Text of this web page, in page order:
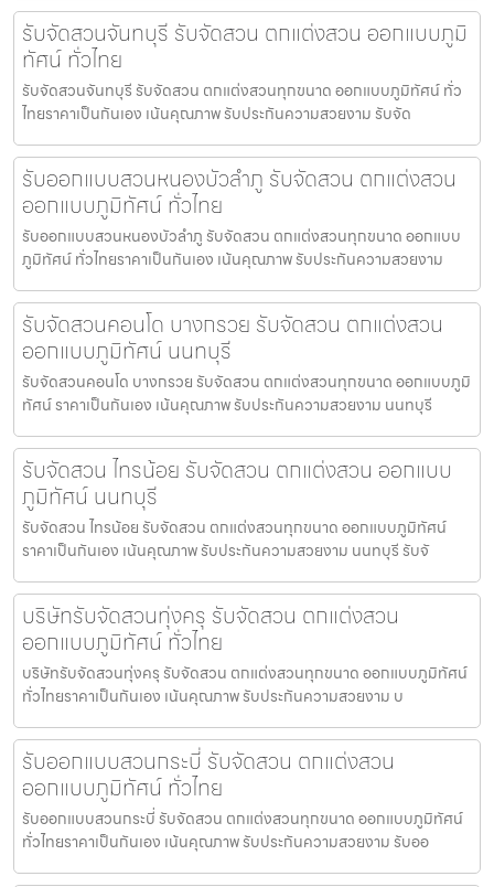
รับจัดสวนจันทบุรี รับจัดสวน ตกแต่งสวน ออกแบบภูมิ
ทัศน์ ทั่วไทย
รับจัดสวนจันทบุรี รับจัดสวน ตกแต่งสวนทุกขนาด ออกแบบภูมิทัศน์ ทั่ว
ไทยราคาเป็นกันเอง เน้นคุณภาพ รับประกันความสวยงาม รับจัด
รับออกแบบสวนหนองบัวลำภู รับจัดสวน ตกแต่งสวน
ออกแบบภูมิทัศน์ ทั่วไทย
รับออกแบบสวนหนองบัวลำภู รับจัดสวน ตกแต่งสวนทุกขนาด ออกแบบ
ภูมิทัศน์ ทั่วไทยราคาเป็นกันเอง เน้นคุณภาพ รับประกันความสวยงาม
รับจัดสวนคอนโด บางกรวย รับจัดสวน ตกแต่งสวน
ออกแบบภูมิทัศน์ นนทบุรี
รับจัดสวนคอนโด บางกรวย รับจัดสวน ตกแต่งสวนทุกขนาด ออกแบบภูมิ
ทัศน์ ราคาเป็นกันเอง เน้นคุณภาพ รับประกันความสวยงาม นนทบุรี
รับจัดสวน ไทรน้อย รับจัดสวน ตกแต่งสวน ออกแบบ
ภูมิทัศน์ นนทบุรี
รับจัดสวน ไทรน้อย รับจัดสวน ตกแต่งสวนทุกขนาด ออกแบบภูมิทัศน์
ราคาเป็นกันเอง เน้นคุณภาพ รับประกันความสวยงาม นนทบุรี รับจั
บริษัทรับจัดสวนทุ่งครุ รับจัดสวน ตกแต่งสวน
ออกแบบภูมิทัศน์ ทั่วไทย
บริษัทรับจัดสวนทุ่งครุ รับจัดสวน ตกแต่งสวนทุกขนาด ออกแบบภูมิทัศน์
ทั่วไทยราคาเป็นกันเอง เน้นคุณภาพ รับประกันความสวยงาม บ
รับออกแบบสวนกระบี่ รับจัดสวน ตกแต่งสวน
ออกแบบภูมิทัศน์ ทั่วไทย
รับออกแบบสวนกระบี่ รับจัดสวน ตกแต่งสวนทุกขนาด ออกแบบภูมิทัศน์
ทั่วไทยราคาเป็นกันเอง เน้นคุณภาพ รับประกันความสวยงาม รับออ